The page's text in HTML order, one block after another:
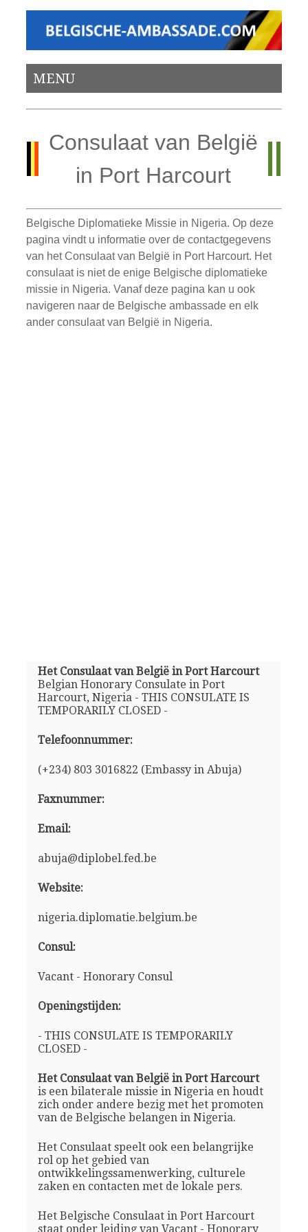
MENU
Consulaat van België
in Port Harcourt
Belgische Diplomatieke Missie in Nigeria. Op deze
pagina vindt u informatie over de contactgegevens
van het Consulaat van België in Port Harcourt. Het
consulaat is niet de enige Belgische diplomatieke
missie in Nigeria. Vanaf deze pagina kan u ook
navigeren naar de Belgische ambassade en elk
ander consulaat van België in Nigeria.
Het Consulaat van België in Port Harcourt
Belgian Honorary Consulate in Port
Harcourt, Nigeria - THIS CONSULATE IS
TEMPORARILY CLOSED -
Telefoonnummer:
(+234) 803 3016822 (Embassy in Abuja)
Faxnummer:
Email:
abuja@diplobel.fed.be
Website:
nigeria.diplomatie.belgium.be
Consul:
Vacant - Honorary Consul
Openingstijden:
- THIS CONSULATE IS TEMPORARILY
CLOSED -
Het Consulaat van België in Port Harcourt
is een bilaterale missie in Nigeria en houdt
zich onder andere bezig met het promoten
van de Belgische belangen in Nigeria.
Het Consulaat speelt ook een belangrijke
rol op het gebied van
ontwikkelingssamenwerking, culturele
zaken en contacten met de lokale pers.
Het Belgische Consulaat in Port Harcourt
staat onder leiding van Vacant - Honorary